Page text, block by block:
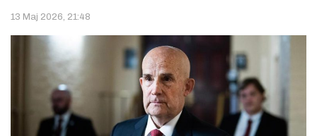
13 Maj 2026, 21:48